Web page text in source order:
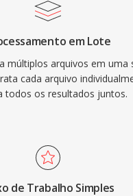
em Lote
múltiplos arquivos em uma
cada arquivo
todos os resultados juntos.
de Trabalho Simples